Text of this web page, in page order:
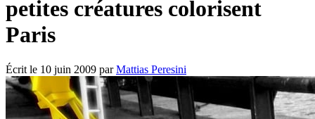
petites créatures colorisent
Paris
Écrit le 10 juin 2009 parMattias Peresini